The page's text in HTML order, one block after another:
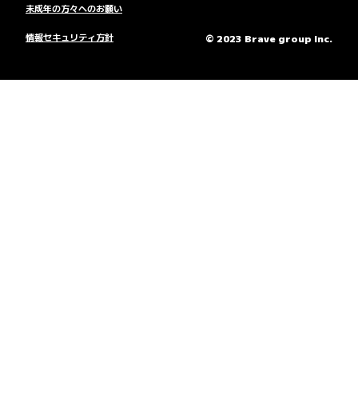
© 2023 Brave group Inc.
未成年の方々へのお願い
情報セキュリティ方針